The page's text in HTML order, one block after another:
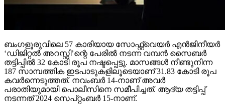
ബംഗളൂരുവിലെ 57 കാരിയായ സോഫ്റ്റ്വെയര്‍ എന്‍ജിനീയര്‍
‘ഡിജിറ്റല്‍ അറസ്റ്റി’ന്റെ പേരില്‍ നടന്ന വമ്പന്‍ സൈബര്‍
തട്ടിപ്പില്‍ 32 കോടി രൂപ നഷ്ടപ്പെട്ടു. മാസങ്ങള്‍ നീണ്ടുനിന്ന
187 സാമ്പത്തിക ഇടപാടുകളിലൂടെയാണ് 31.83 കോടി രൂപ
കവര്‍ന്നെടുത്തത്. നവംബര്‍ 14-നാണ് അവര്‍
പരാതിയുമായി പൊലീസിനെ സമീപിച്ചത്. ആദ്യ തട്ടിപ്പ്
നടന്നത് 2024 സെപ്റ്റംബര്‍ 15-നാണ്.